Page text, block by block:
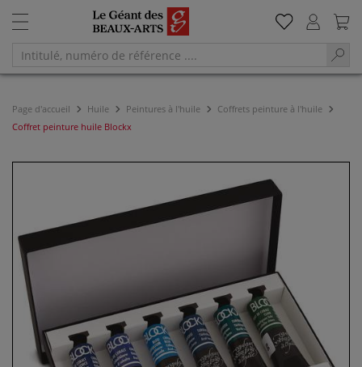
Page d'accueil Huile Peintures à l'huile
Coffrets peinture à l'huile
Coffret peinture huile Blockx